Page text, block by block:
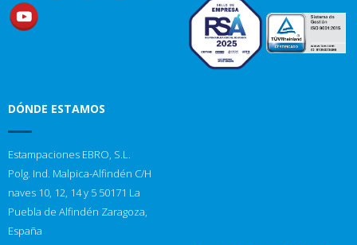
DÓNDE ESTAMOS
Estampaciones EBRO, S.L.
Polg. Ind. Malpica-Alfindén C/H
naves 10, 12, 14 y 5 50171 La
Puebla de Alfindén Zaragoza,
España